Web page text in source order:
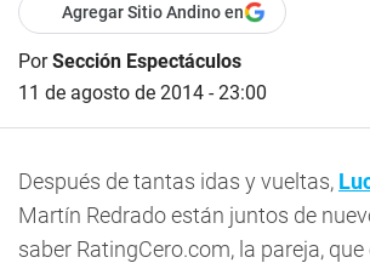
Agregar Sitio Andino en
PorSección Espectáculos
11 de agosto de 2014 - 23:00
Después de tantas idas y vueltas,
Martín Redrado están juntos de
saber RatingCero.com, la pareja,